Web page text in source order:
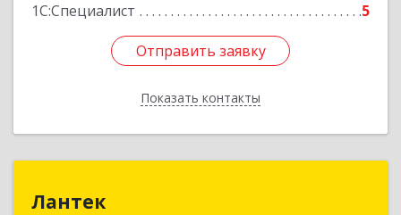
1С:Специалист
5
Отправить заявку
Показать контакты
Отправить заявку
Назад
Лантек